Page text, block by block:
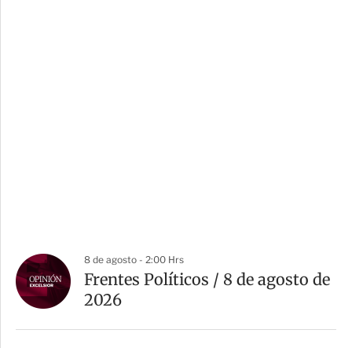
8 de agosto - 2:00 Hrs
Frentes Políticos / 8 de agosto de
2026